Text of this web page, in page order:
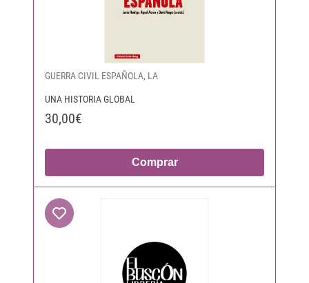
GUERRA CIVIL ESPAÑOLA, LA
UNA HISTORIA GLOBAL
30,00€
Comprar